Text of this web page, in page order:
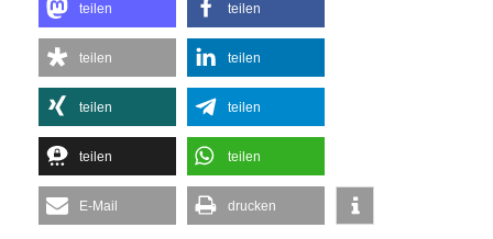
teilen teilen
teilen teilen
teilen teilen
teilen teilen
E-Mail drucken